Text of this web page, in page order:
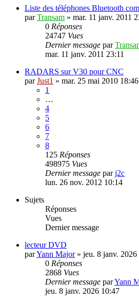
Liste des téléphones Bluetooth
parTransam » mar. 11 janv. 2011
0 Réponses
24747 Vues
Dernier message par
mar. 11 janv. 2011 23:11
RADARS sur V30 pour CNC
parJust1 » mar. 25 mai 2010 18:46
1
…
4
5
6
7
8
125 Réponses
498975 Vues
Dernier message parj2c
lun. 26 nov. 2012 10:14
Sujets
Réponses
Vues
Dernier message
lecteur DVD
parYann Major» jeu. 8 janv. 2026
0 Réponses
2868 Vues
Dernier message parYann
jeu. 8 janv. 2026 10:47